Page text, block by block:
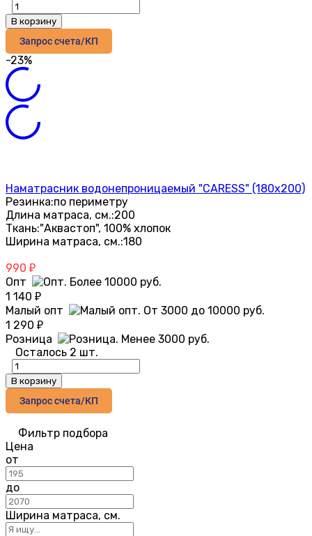
В корзину
Запрос счета/КП
-23%
Наматрасник водонепроницаемый "CARESS" (180x200)
Резинка:по периметру
Длина матраса, см.:200
Ткань:"Аквастоп", 100% хлопок
Ширина матраса, см.:180
990 ₽
Опт
1 140 ₽
Малый опт
1 290 ₽
Розница
Осталось 2 шт.
В корзину
Запрос счета/КП
Фильтр подбора
Цена
от
до
Ширина матраса, см.